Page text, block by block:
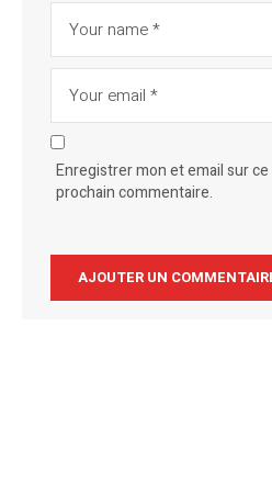
Enregistrer mon et email sur
prochain commentaire.